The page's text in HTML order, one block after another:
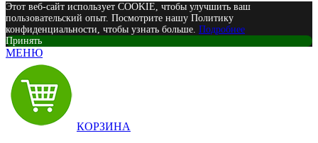
Этот веб-сайт использует COOKIE, чтобы улучшить ваш
пользовательский опыт. Посмотрите нашу Политику
конфиденциальности, чтобы узнать больше. Подробнее
Принять
МЕНЮ
КОРЗИНА